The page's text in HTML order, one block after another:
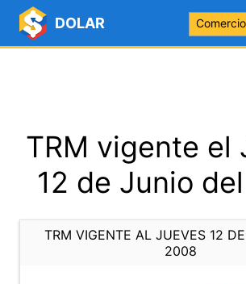
DOLAR Comercio
TRM vigente el
12 de Junio
TRM VIGENTE AL JUEVES 12
2008